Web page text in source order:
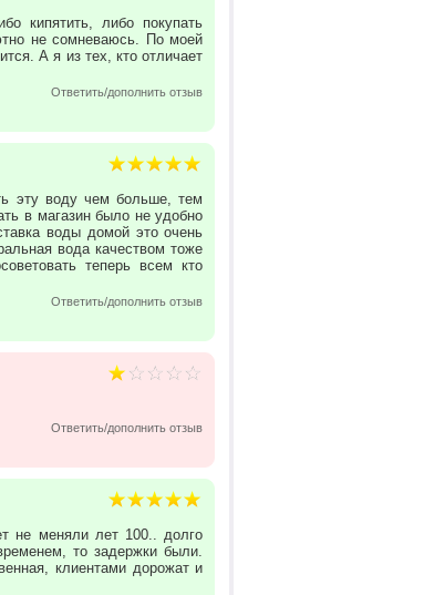
кипятить, либо покупать
не сомневаюсь. По моей
А я из тех, кто отличает
Ответить/дополнить отзыв
эту воду чем больше, тем
в магазин было не удобно
воды домой это очень
вода качеством тоже
теперь всем кто
Ответить/дополнить отзыв
Ответить/дополнить отзыв
не меняли лет 100.. долго
то задержки были.
клиентами дорожат и